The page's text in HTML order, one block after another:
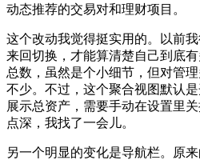
动态推荐的交易对和理财项目。
这个改动我觉得挺实用的。以前
来回切换，才能算清楚自己到底
总数，虽然是个小细节，但对管
不少。不过，这个聚合视图默认
展示总资产，需要手动在设置里
点深，我找了一会儿。
另一个明显的变化是导航栏。原来